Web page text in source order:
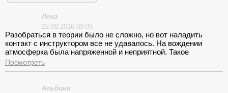
Лена
22.09.2016 09:09
Разобраться в теории было не сложно, но вот наладить
контакт с инструктором все не удавалось. На вождении
атмосферка была напряженной и неприятной. Такое
впечатление, что ты пришла к нему учиться за бесплатно.
Посмотреть
Альбина